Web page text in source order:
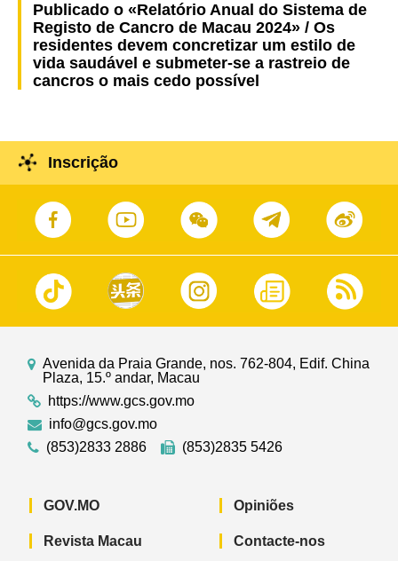
Publicado o «Relatório Anual do Sistema de
Registo de Cancro de Macau 2024» / Os
residentes devem concretizar um estilo de
vida saudável e submeter-se a rastreio de
cancros o mais cedo possível
Inscrição
Avenida da Praia Grande, nos. 762-804, Edif. China
Plaza, 15.º andar, Macau
https://www.gcs.gov.mo
info@gcs.gov.mo
(853)2833 2886
(853)2835 5426
GOV.MO
Revista Macau
Opiniões
Contacte-nos